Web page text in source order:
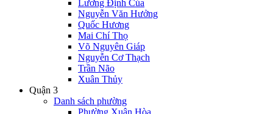
Lương Định Của
Nguyễn Văn Hưởng
Quốc Hương
Mai Chí Thọ
Võ Nguyên Giáp
Nguyễn Cơ Thạch
Trần Não
Xuân Thủy
Quận 3
Danh sách phường
Phường Xuân Hòa